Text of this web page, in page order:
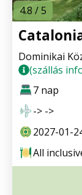
4.8 / 5
Dominikai
(szállás
7 nap
-> ->
2027-01-
All